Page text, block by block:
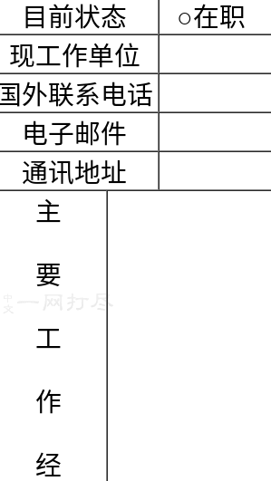
目前状态
○在职
现工作单位
国外联系电话
电子邮件
通讯地址
主
要
工
作
经